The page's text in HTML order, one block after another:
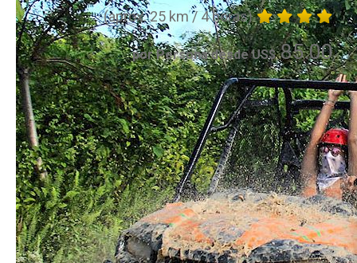
(aprox. 25 km / 4 horas)
por Persona desde US$85.00